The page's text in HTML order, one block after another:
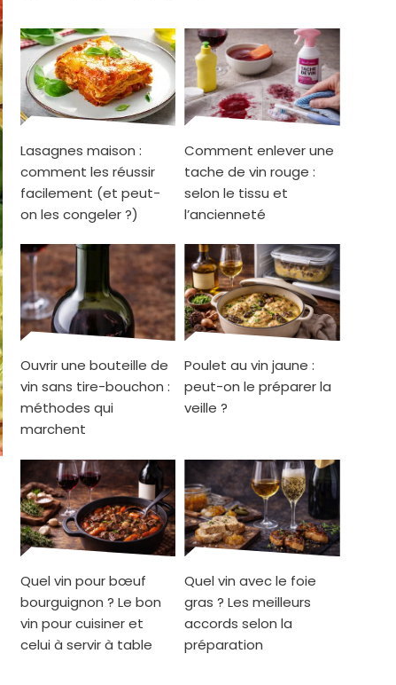
Lasagnes maison :
comment les réussir
facilement (et peut-
on les congeler ?)
Comment enlever une
tache de vin rouge :
selon le tissu et
l’ancienneté
Ouvrir une bouteille de
vin sans tire-bouchon :
méthodes qui
marchent
Poulet au vin jaune :
peut-on le préparer la
veille ?
Quel vin pour bœuf
bourguignon ? Le bon
vin pour cuisiner et
celui à servir à table
Quel vin avec le foie
gras ? Les meilleurs
accords selon la
préparation